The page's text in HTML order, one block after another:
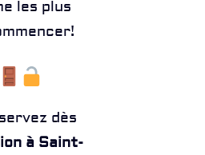
les plus
dès
à Saint-